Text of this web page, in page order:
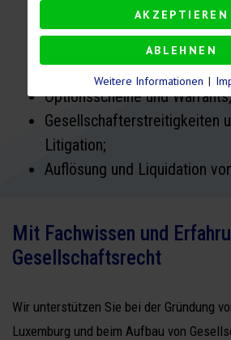
Geschäftsführung und
Compliancefragen;
Geschäftsführerverträge;
Optionsscheine und Warrants;
Gesellschafterstreitigkeiten
Litigation;
Auflösung und Liquidation
Mit Fachwissen und
Gesellschaftsrecht
Wir unterstützen Sie bei der Gründung
Luxemburg und beim Aufbau von
AKZEPTIEREN
ABLEHNEN
Weitere Informationen |